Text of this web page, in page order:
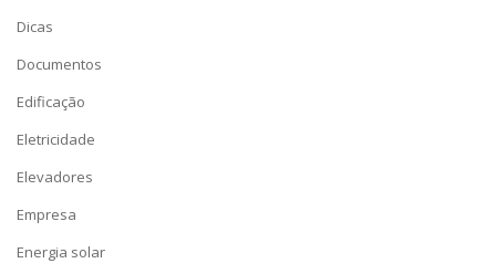
Dicas
Documentos
Edificação
Eletricidade
Elevadores
Empresa
Energia solar